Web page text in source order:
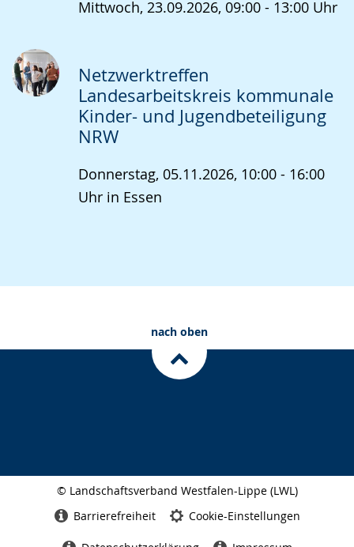
Mittwoch, 23.09.2026, 09:00 - 13:00 Uhr
Netzwerktreffen
Landesarbeitskreis kommunale
Kinder- und Jugendbeteiligung
NRW
Donnerstag, 05.11.2026, 10:00 - 16:00
Uhr in Essen
nach oben
© Landschaftsverband Westfalen-Lippe (LWL)
Barrierefreiheit Cookie-Einstellungen